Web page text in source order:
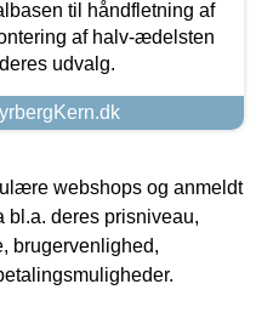
til håndfletning af
af halv-ædelsten
udvalg.
webshops og anmeldt
bl.a. deres prisniveau,
brugervenlighed,